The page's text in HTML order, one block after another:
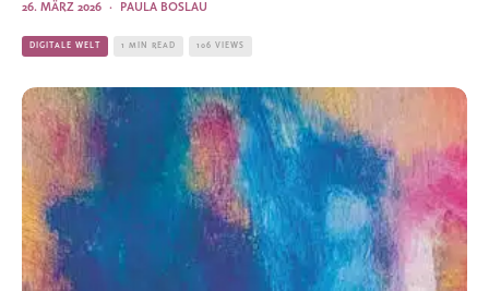
PAULA BOSLAU
·
26. MÄRZ 2026
DIGITALE WELT 1 MIN READ 106 VIEWS